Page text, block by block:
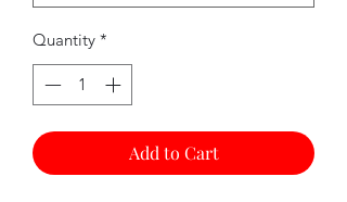
Quantity *
Add to Cart